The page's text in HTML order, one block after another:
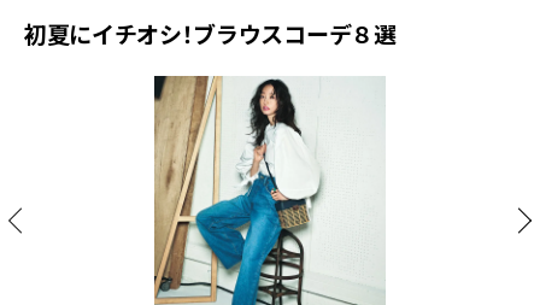
初夏にイチオシ！ブラウスコーデ８選